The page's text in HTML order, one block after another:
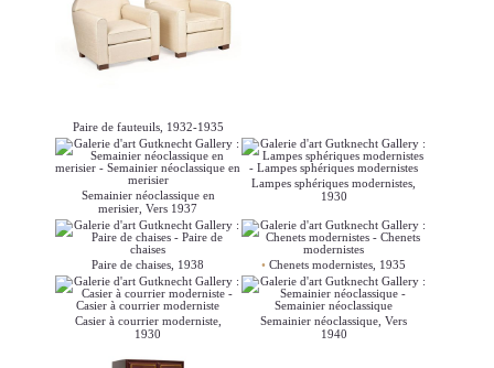
Paire de fauteuils, 1932-1935
Semainier néoclassique en
merisier, Vers 1937
Lampes sphériques modernistes,
1930
Paire de chaises, 1938 Chenets modernistes, 1935
Casier à courrier moderniste,
1930
Semainier néoclassique, Vers
1940